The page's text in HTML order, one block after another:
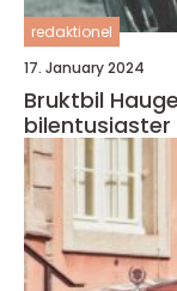
redaktionel
17. January 2024
Bruktbil
bilentusiaster